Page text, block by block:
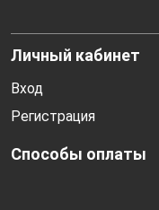
Личный кабинет
Вход
Регистрация
Способы оплаты